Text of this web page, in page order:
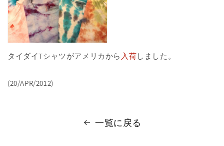
タイダイTシャツがアメリカから 入荷しました。
(20/APR/2012)
一覧に戻る